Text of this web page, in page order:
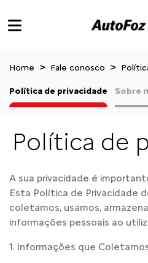
Home Fale conosco
Sobre
Política de privacidade
Política de
A sua privacidade é
Esta Política de Privacidade
coletamos, usamos,
informações pessoais ao
1. Informações que